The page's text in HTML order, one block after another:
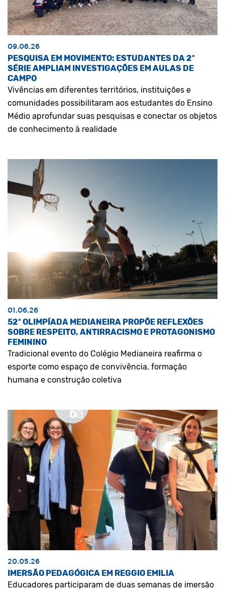
09.06.26
PESQUISA EM MOVIMENTO: ESTUDANTES DA 2ª
SÉRIE AMPLIAM INVESTIGAÇÕES EM AULAS DE
CAMPO
Vivências em diferentes territórios, instituições e
comunidades possibilitaram aos estudantes do Ensino
Médio aprofundar suas pesquisas e conectar os objetos
de conhecimento à realidade
01.06.26
52ª OLIMPÍADA MEDIANEIRA PROPÕE REFLEXÕES
SOBRE RESPEITO, ANTIRRACISMO E PROTAGONISMO
FEMININO
Tradicional evento do Colégio Medianeira reafirma o
esporte como espaço de convivência, formação
humana e construção coletiva
20.05.26
IMERSÃO PEDAGÓGICA EM REGGIO EMILIA
Educadores participaram de duas semanas de imersão